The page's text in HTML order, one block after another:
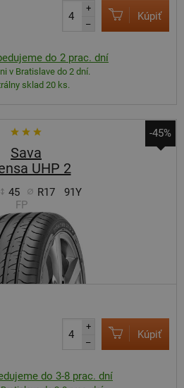
+
–
Kúpiť
do 2 prac. dní
v Bratislave do 2 dní.
sklad 20 ks.
-45%
Sava
UHP 2
45 R17
91Y
FP
+
–
Kúpiť
do 3-8 prac. dní